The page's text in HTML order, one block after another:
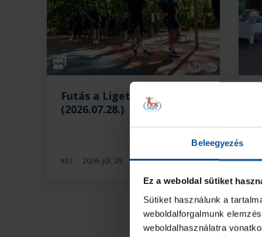
Beleegyezés
Ez a weboldal sütiket
Sütiket használunk a
weboldalforgalmunk
weboldalhasználatra
Galéria
NB I 2026. júl. 29.
Futás a Ligetben
(2026.07.28.)